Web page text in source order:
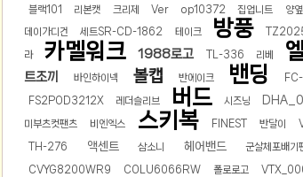
베스트 유머
유머 게시판
스포츠
블랙101
리본캣 크리제 Ver op10372 집업니트 양
데이가디건 세트SR-CD-1862 테이크 방풍
라 카멜워크 1988로고 TL-336 리베
트조끼
바인하이넥 볼캡 반에이크 밴딩
FS2POD3212X 레더슬리브 버드 시즈닝
미부츠컷팬츠 비엔엑스 스키복 FINEST 반달이
TH-276 액센트 삼소니 헤어밴드 군살체포배기
CVYG8200WR9 COLU6066RW 폴로로고